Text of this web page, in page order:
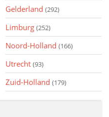
Gelderland (292)
Limburg (252)
Noord-Holland (166)
Utrecht (93)
Zuid-Holland (179)